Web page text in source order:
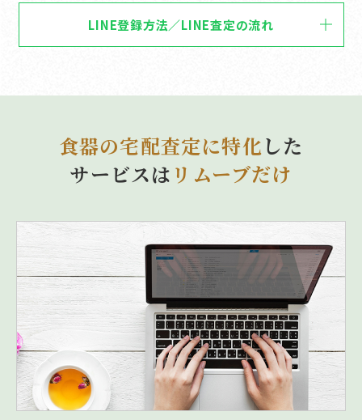
LINE登録方法／LINE査定の流れ
食器の宅配査定に特化した
サービスは リムーブだけ